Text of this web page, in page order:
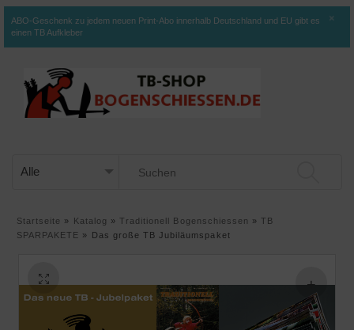
ABO-Geschenk zu jedem neuen Print-Abo innerhalb Deutschland und EU gibt es
einen TB Aufkleber
×
Startseite » Katalog » Traditionell Bogenschiessen »TB
SPARPAKETE » Das große TB Jubiläumspaket